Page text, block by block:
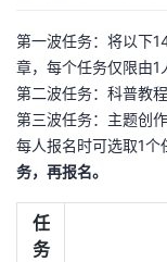
第一波任务：将以下
章，每个任务仅限由1
第二波任务：科普教
第三波任务：主题创
每人报名时可选取1个
务，再报名。
任
务